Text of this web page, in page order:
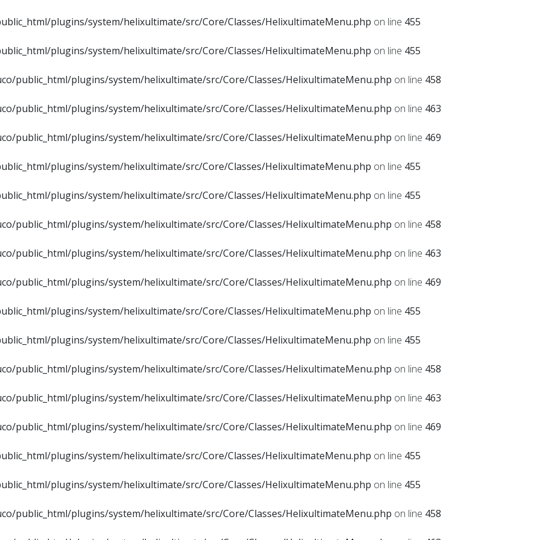
plugins/system/helixultimate/src/Core/Classes/HelixultimateMenu.php on line 455
plugins/system/helixultimate/src/Core/Classes/HelixultimateMenu.php on line 455
public_html/plugins/system/helixultimate/src/Core/Classes/HelixultimateMenu.php on line 458
public_html/plugins/system/helixultimate/src/Core/Classes/HelixultimateMenu.php on line 463
public_html/plugins/system/helixultimate/src/Core/Classes/HelixultimateMenu.php on line 469
plugins/system/helixultimate/src/Core/Classes/HelixultimateMenu.php on line 455
plugins/system/helixultimate/src/Core/Classes/HelixultimateMenu.php on line 455
public_html/plugins/system/helixultimate/src/Core/Classes/HelixultimateMenu.php on line 458
public_html/plugins/system/helixultimate/src/Core/Classes/HelixultimateMenu.php on line 463
public_html/plugins/system/helixultimate/src/Core/Classes/HelixultimateMenu.php on line 469
plugins/system/helixultimate/src/Core/Classes/HelixultimateMenu.php on line 455
plugins/system/helixultimate/src/Core/Classes/HelixultimateMenu.php on line 455
public_html/plugins/system/helixultimate/src/Core/Classes/HelixultimateMenu.php on line 458
public_html/plugins/system/helixultimate/src/Core/Classes/HelixultimateMenu.php on line 463
public_html/plugins/system/helixultimate/src/Core/Classes/HelixultimateMenu.php on line 469
plugins/system/helixultimate/src/Core/Classes/HelixultimateMenu.php on line 455
plugins/system/helixultimate/src/Core/Classes/HelixultimateMenu.php on line 455
public_html/plugins/system/helixultimate/src/Core/Classes/HelixultimateMenu.php on line 458